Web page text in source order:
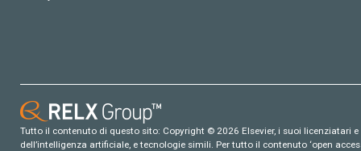
Tutto il contenuto di questo sito: Copyright © 2026 Elsevier, i suoi
dell’intelligenza artificiale, e tecnologie simili. Per tutto il contenuto ‘open